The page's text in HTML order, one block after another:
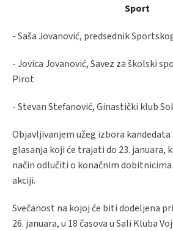
Sport
- Saša Jovanović, predsednik
- Jovica Jovanović, Savez za školski
Pirot
- Stevan Stefanović, Ginastički klub
Objavljivanjem užeg izbora
glasanja koji će trajati do 23. januara,
način odlučiti o konačnim dobitnicima
akciji.
Svečanost na kojoj će biti dodeljena
26. januara, u 18 časova u Sali Kluba